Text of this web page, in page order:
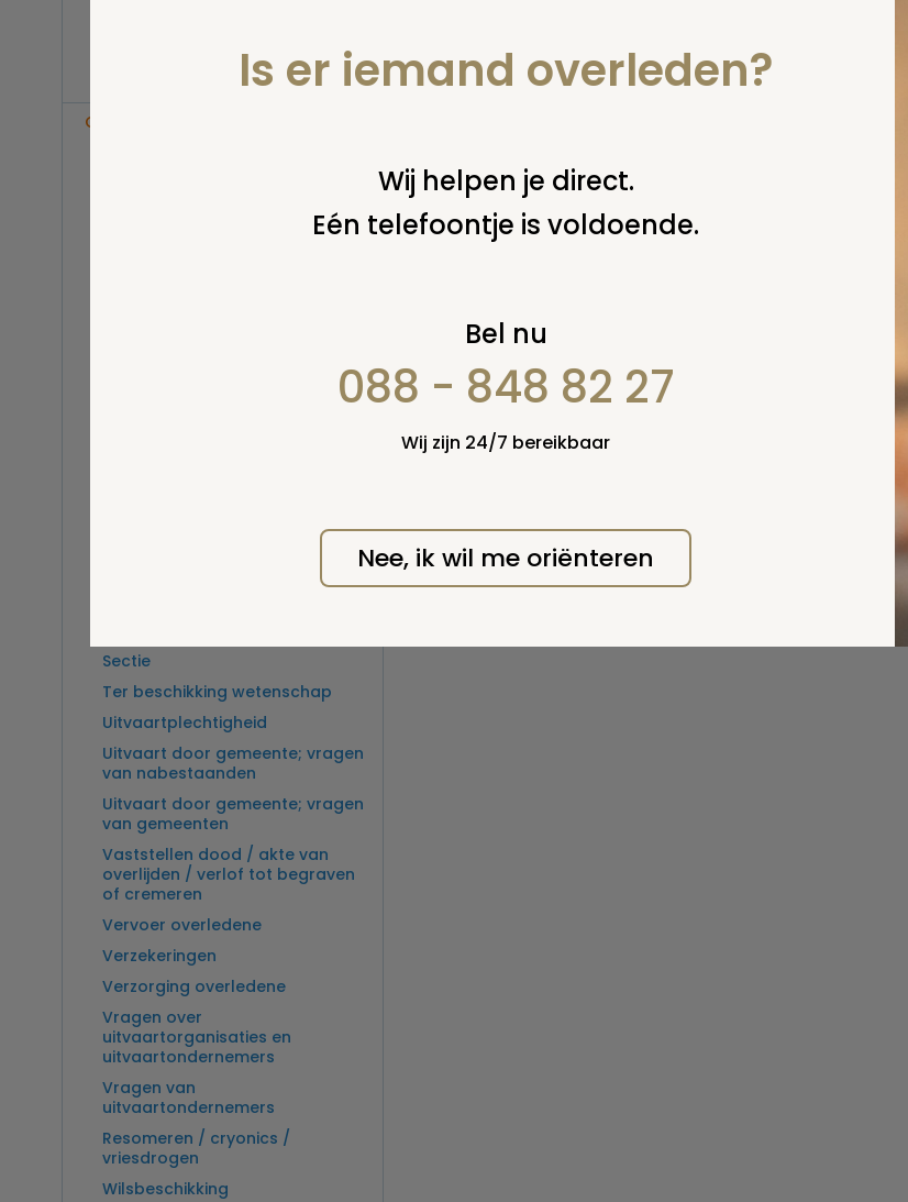
Overige
Sectie
Ter beschikking wetenschap
Uitvaartplechtigheid
Uitvaart door gemeente; vragen
van nabestaanden
Uitvaart door gemeente; vragen
van gemeenten
Vaststellen dood / akte van
overlijden / verlof tot begraven
of cremeren
Vervoer overledene
Verzekeringen
Verzorging overledene
Vragen over
uitvaartorganisaties en
uitvaartondernemers
Vragen van
uitvaartondernemers
Resomeren / cryonics /
vriesdrogen
Wilsbeschikking
Is er iemand overleden?
Wij helpen je direct.
Eén telefoontje is voldoende.
Bel nu
088 - 848 82 27
Wij zijn 24/7 bereikbaar
Nee, ik wil me oriënteren